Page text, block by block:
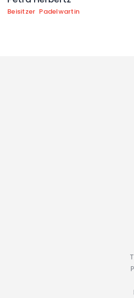
Beisitzer Padelwartin